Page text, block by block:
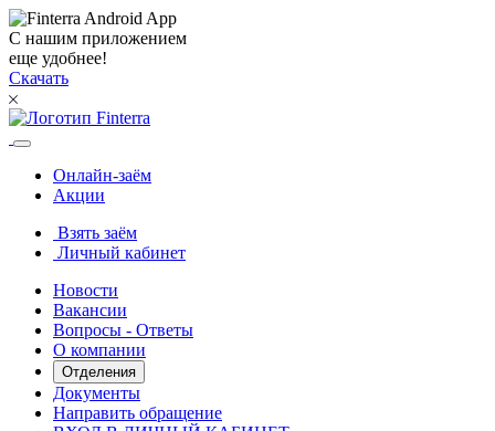
С нашим приложением
еще удобнее!
Скачать
Онлайн-заём
Акции
Взять заём
Личный кабинет
Новости
Вакансии
Вопросы - Ответы
О компании
Отделения
Документы
Направить обращение